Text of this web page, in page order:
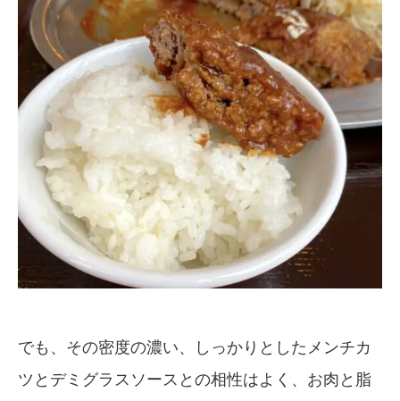
でも、その密度の濃い、しっかりとしたメンチカ
ツとデミグラスソースとの相性はよく、お肉と脂